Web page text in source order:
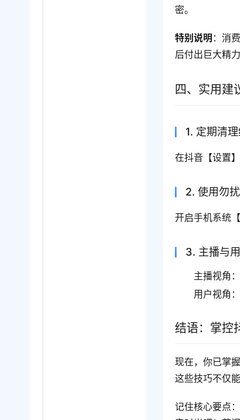
密。
特别说明 ：消
后付出巨大精
四、实用建
1. 定期清
在抖音【设置
2. 使用勿
开启手机系统
3. 主播与
主播视角
用户视角
结语：掌控
现在，你已掌握
这些技巧不仅
记住核心要点